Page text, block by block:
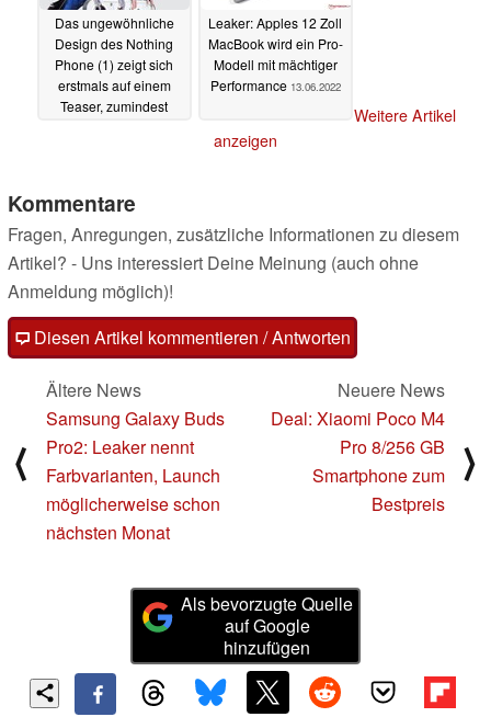
Das ungewöhnliche
Design des Nothing
Phone (1) zeigt sich
erstmals auf einem
Teaser, zumindest
Leaker: Apples 12 Zoll
MacBook wird ein Pro-
Modell mit mächtiger
Performance 13.06.2022
Weitere Artikel
anzeigen
Kommentare
Fragen, Anregungen, zusätzliche Informationen zu diesem
Artikel? - Uns interessiert Deine Meinung (auch ohne
Anmeldung möglich)!
Diesen Artikel kommentieren / Antworten
⟨
Ältere News
Samsung Galaxy Buds
Pro2: Leaker nennt
Farbvarianten, Launch
möglicherweise schon
nächsten Monat
Neuere News
Deal: Xiaomi Poco M4
Pro 8/256 GB
Smartphone zum
Bestpreis
⟩
Als bevorzugte Quelle
auf Google
hinzufügen